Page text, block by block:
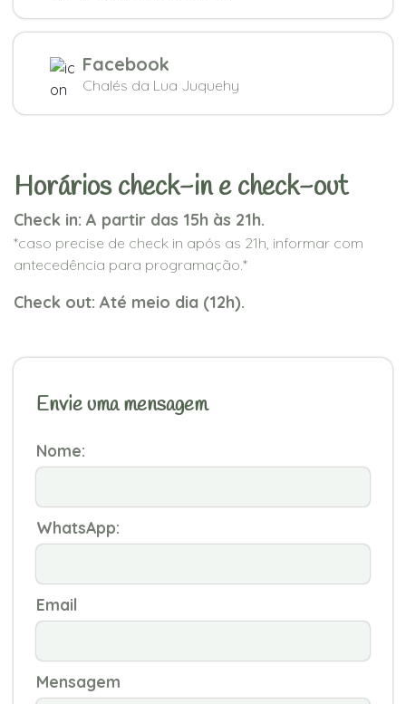
Facebook
Chalés da Lua Juquehy
Horários check-in e check-out
Check in: A partir das 15h às 21h.
*caso precise de check in após as 21h, informar com
antecedência para programação.*
Check out: Até meio dia (12h).
Envie uma mensagem
Nome:
WhatsApp:
Email
Mensagem